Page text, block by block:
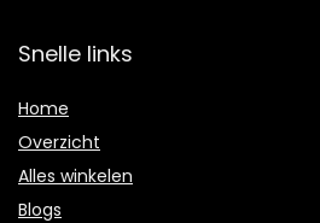
Snelle links
Home
Overzicht
Alles winkelen
Blogs